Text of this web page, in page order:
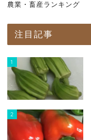
農業・畜産ランキング
注目記事
1
2